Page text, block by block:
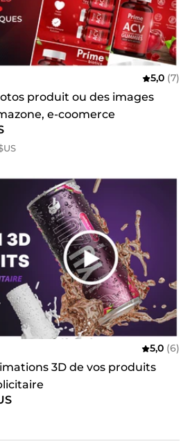
5,0 (7)
produit ou des images
e-coomerce
5,0 (6)
3D de vos produits